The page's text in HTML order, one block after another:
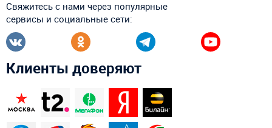
Свяжитесь с нами через популярные
сервисы и социальные сети:
Клиенты доверяют